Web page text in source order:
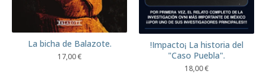
La bicha de Balazote.
17,00€
!Impacto¡ La historia del
"Caso Puebla".
18,00€